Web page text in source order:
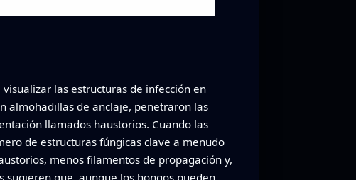
las estructuras de infección en
almohadillas de anclaje, penetraron las
llamados haustorios. Cuando las
de estructuras fúngicas clave a menudo
menos filamentos de propagación y,
sugieren que, aunque los hongos pueden